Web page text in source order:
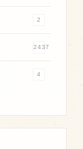
2
2437
4